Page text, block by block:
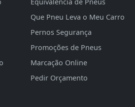
Que Pneu Leva o Meu Carro
Pernos Segurança
Promoções de Pneus
Marcação Online
Pedir Orçamento